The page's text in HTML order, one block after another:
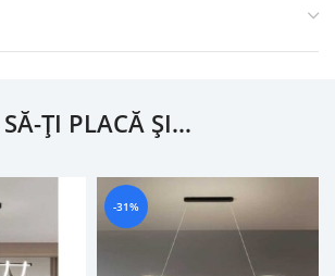
SĂ-ȚI PLACĂ ȘI…
-31%